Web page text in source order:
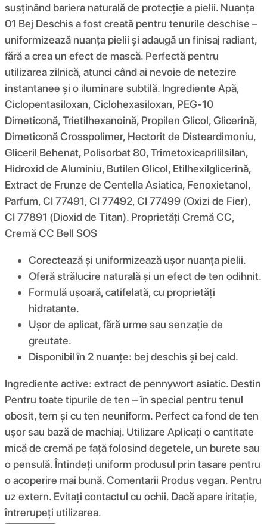
susținând bariera naturală de protecție a pielii. Nuanța
01 Bej Deschis a fost creată pentru tenurile deschise –
uniformizează nuanța pielii și adaugă un finisaj radiant,
fără a crea un efect de mască. Perfectă pentru
utilizarea zilnică, atunci când ai nevoie de netezire
instantanee și o iluminare subtilă. Ingrediente Apă,
Ciclopentasiloxan, Ciclohexasiloxan, PEG-10
Dimeticonă, Trietilhexanoină, Propilen Glicol, Glicerină,
Dimeticonă Crosspolimer, Hectorit de Disteardimoniu,
Gliceril Behenat, Polisorbat 80, Trimetoxicaprililsilan,
Hidroxid de Aluminiu, Butilen Glicol, Etilhexilglicerină,
Extract de Frunze de Centella Asiatica, Fenoxietanol,
Parfum, CI 77491, CI 77492, CI 77499 (Oxizi de Fier),
CI 77891 (Dioxid de Titan). Proprietăți Cremă CC,
Cremă CC Bell SOS
Corectează și uniformizează ușor nuanța pielii.
Oferă strălucire naturală și un efect de ten odihnit.
Formulă ușoară, catifelată, cu proprietăți
hidratante.
Ușor de aplicat, fără urme sau senzație de
greutate.
Disponibil în 2 nuanțe: bej deschis și bej cald.
Ingrediente active: extract de pennywort asiatic. Destin
Pentru toate tipurile de ten – în special pentru tenul
obosit, tern și cu ten neuniform. Perfect ca fond de ten
ușor sau bază de machiaj. Utilizare Aplicați o cantitate
mică de cremă pe față folosind degetele, un burete sau
o pensulă. Întindeți uniform produsul prin tasare pentru
o acoperire mai bună. Comentarii Produs vegan. Pentru
uz extern. Evitați contactul cu ochii. Dacă apare iritație,
întrerupeți utilizarea.